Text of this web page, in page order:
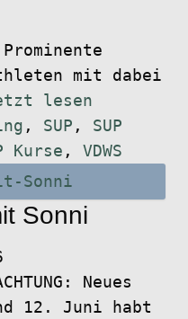
Prominente
mit dabei
lesen
, SUP , SUP
Kurse , VDWS
Sonni
Neues
12. Juni habt